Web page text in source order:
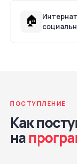
🏠
ПОСТУПЛЕНИЕ
Как
на